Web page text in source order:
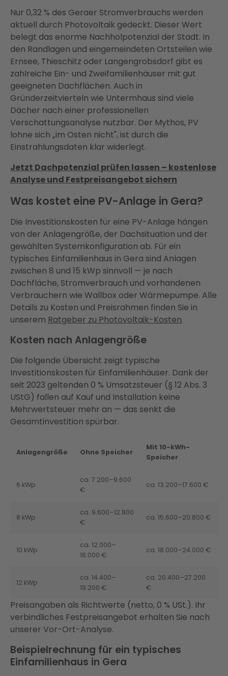
Nur 0,32 % des Geraer Stromverbrauchs werden
aktuell durch Photovoltaik gedeckt. Dieser Wert
belegt das enorme Nachholpotenzial der Stadt. In
den Randlagen und eingemeindeten Ortsteilen wie
Ernsee, Thieschitz oder Langengrobsdorf gibt es
zahlreiche Ein- und Zweifamilienhäuser mit gut
geeigneten Dachflächen. Auch in
Gründerzeitvierteln wie Untermhaus sind viele
Dächer nach einer professionellen
Verschattungsanalyse nutzbar. Der Mythos, PV
lohne sich „im Osten nicht", ist durch die
Einstrahlungsdaten klar widerlegt.
Jetzt Dachpotenzial prüfen lassen – kostenlose
Analyse und Festpreisangebot sichern
Was kostet eine PV-Anlage in Gera?
Die Investitionskosten für eine PV-Anlage hängen
von der Anlagengröße, der Dachsituation und der
gewählten Systemkonfiguration ab. Für ein
typisches Einfamilienhaus in Gera sind Anlagen
zwischen 8 und 15 kWp sinnvoll — je nach
Dachfläche, Stromverbrauch und vorhandenen
Verbrauchern wie Wallbox oder Wärmepumpe. Alle
Details zu Kosten und Preisrahmen finden Sie in
unserem Ratgeber zu Photovoltaik-Kosten.
Kosten nach Anlagengröße
Die folgende Übersicht zeigt typische
Investitionskosten für Einfamilienhäuser. Dank der
seit 2023 geltenden 0 % Umsatzsteuer (§ 12 Abs. 3
UStG) fallen auf Kauf und Installation keine
Mehrwertsteuer mehr an — das senkt die
Gesamtinvestition spürbar.
Anlagengröße Ohne Speicher
Mit 10-kWh-
Speicher
6 kWp
ca. 7.200–9.600
€
ca. 13.200–17.600 €
8 kWp
ca. 9.600–12.800
€
ca. 15.600–20.800 €
10 kWp
ca. 12.000–
16.000 €
ca. 18.000–24.000 €
12 kWp
ca. 14.400–
19.200 €
ca. 20.400–27.200
€
Preisangaben als Richtwerte (netto, 0 % USt.). Ihr
verbindliches Festpreisangebot erhalten Sie nach
unserer Vor-Ort-Analyse.
Beispielrechnung für ein typisches
Einfamilienhaus in Gera